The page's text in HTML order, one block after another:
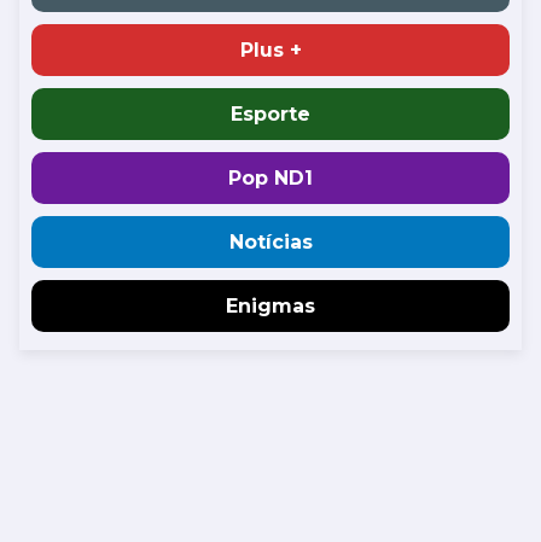
Plus +
Esporte
Pop ND1
Notícias
Enigmas